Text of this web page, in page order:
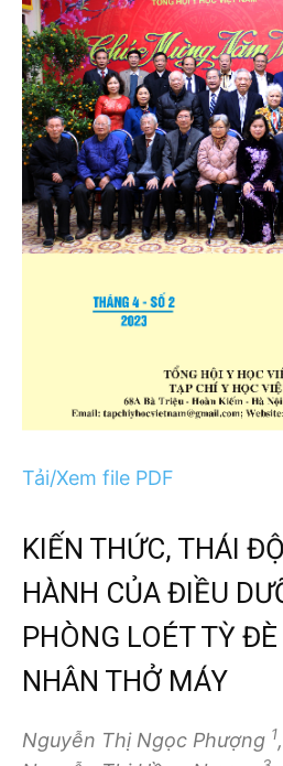
Tải/Xem file PDF
KIẾN THỨC, THÁI
HÀNH CỦA ĐIỀU
PHÒNG LOÉT TỲ
NHÂN THỞ MÁY
Nguyễn Thị Ngọc Phượng 1